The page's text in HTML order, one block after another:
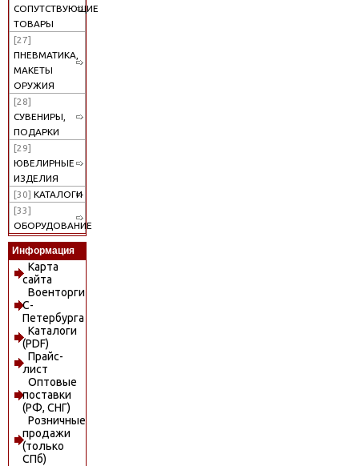
СОПУТСТВУЮЩИЕ
ТОВАРЫ
[27]
ПНЕВМАТИКА,
МАКЕТЫ
ОРУЖИЯ
[28]
СУВЕНИРЫ,
ПОДАРКИ
[29]
ЮВЕЛИРНЫЕ
ИЗДЕЛИЯ
[30] КАТАЛОГИ
[33]
ОБОРУДОВАНИЕ
Информация
Карта
сайта
Военторги
С-
Петербурга
Каталоги
(PDF)
Прайс-
лист
Оптовые
поставки
(РФ, СНГ)
Розничные
продажи
(только
СПб)